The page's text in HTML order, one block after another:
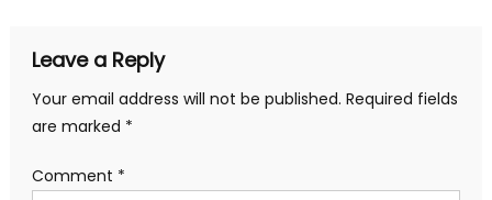
Leave a Reply
Your email address will not be published. Required fields
are marked *
Comment *